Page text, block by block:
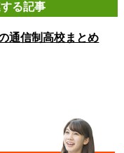
る記事
通信制高校まとめ